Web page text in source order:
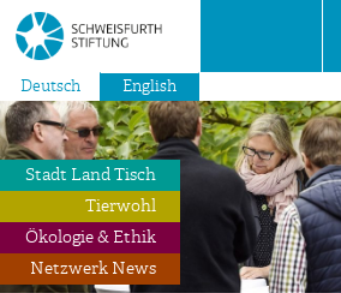
Deutsch English
Stadt Land Tisch
Tierwohl
Ökologie & Ethik
Netzwerk News